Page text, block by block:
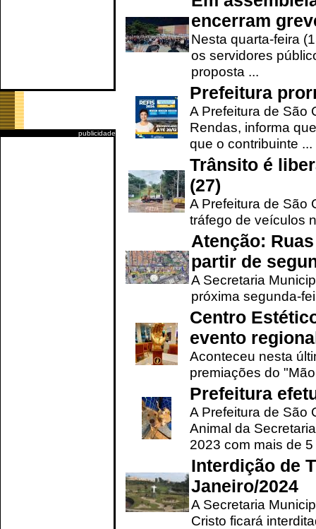
publicidade
encerram
Nesta quarta-feira
os servidores
proposta ...
Prefeitura
A Prefeitura de São
Rendas, informa
que o contribuinte ...
Trânsito é
(27)
A Prefeitura de São
tráfego de veículos
Atenção:
partir de
A Secretaria
próxima segunda-
Centro
evento
Aconteceu nesta
premiações do
Prefeitura
A Prefeitura de São
Animal da
2023 com mais de 5
Interdição de
Janeiro/2024
A Secretaria
Cristo ficará